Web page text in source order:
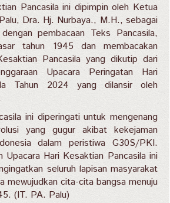
Pancasila ini dipimpin oleh Ketua
Dra. Hj. Nurbaya., M.H., sebagai
pembacaan Teks Pancasila,
tahun 1945 dan membacakan
Pancasila yang dikutip dari
Upacara Peringatan Hari
Tahun 2024 yang dilansir oleh
ini diperingati untuk mengenang
yang gugur akibat kekejaman
dalam peristiwa G30S/PKI.
Upacara Hari Kesaktian Pancasila ini
seluruh lapisan masyarakat
mewujudkan cita-cita bangsa menuju
(IT. PA. Palu)